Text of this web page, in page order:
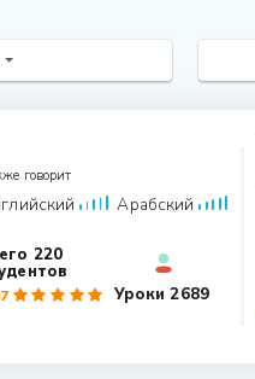
говорит
Арабский
2689
Уроки